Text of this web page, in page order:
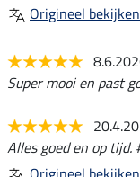
Origineel bekijken
Super mooi en past
Alles goed en op tijd.